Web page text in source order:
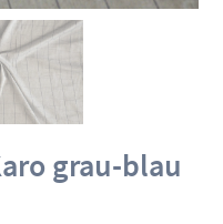
grau-blau